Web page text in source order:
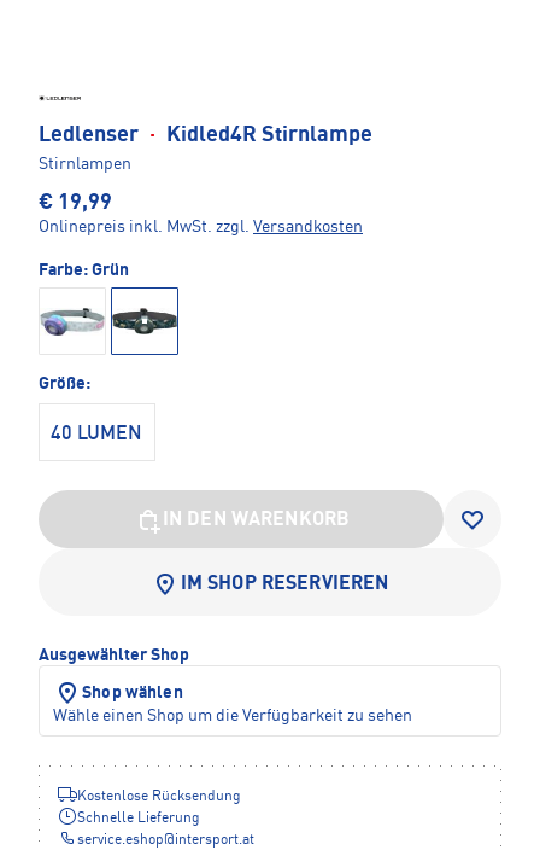
Ledlenser · Kidled4R Stirnlampe
Stirnlampen
€ 19,99
Onlinepreis inkl. MwSt. zzgl. Versandkosten
Farbe: Grün
Größe:
40 LUMEN
IN DEN WARENKORB
IM SHOP RESERVIEREN
Ausgewählter Shop
Shop wählen
Wähle einen Shop um die Verfügbarkeit zu sehen
Kostenlose Rücksendung
Schnelle Lieferung
service.eshop@ intersport.at